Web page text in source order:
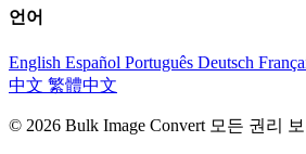
언어
English Español Português Deutsch
中文 繁體中文
© 2026 Bulk Image Convert 모든 권리